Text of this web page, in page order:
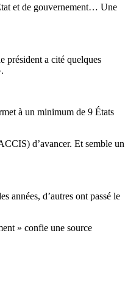
et de gouvernement… Une
président a cité quelques
à un minimum de 9 États
d’avancer. Et semble un
années, d’autres ont passé le
» confie une source